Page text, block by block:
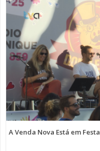
A Venda Nova Está em Festa